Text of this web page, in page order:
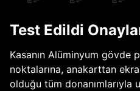
Test Edildi
Kasanın Alüminyum gövde
noktalarına, anakarttan
olduğu tüm